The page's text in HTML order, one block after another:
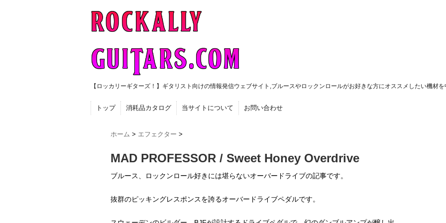
【ロッカリーギターズ！】ギタリスト向けの情報発信ウェブサイト,ブルースやロックンロールがお好きな方にオススメしたい機材を
トップ 消耗品カタログ 当サイトについて お問い合わせ
ホーム > エフェクター >
MAD PROFESSOR / Sweet Honey Overdrive
ブルース、ロックンロール好きには堪らないオーバードライブの記事です。
抜群のピッキングレスポンスを誇るオーバードライブペダルです。